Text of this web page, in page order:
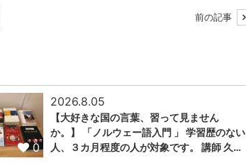
前の記事
0
2026.8.05
【大好きな国の言葉、習って見ません
か。】 「ノルウェー語入門 」 学習歴のない
人、３カ月程度の人が対象です。 講師 久…